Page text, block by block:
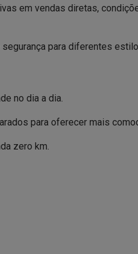
em vendas diretas,
para diferentes
no dia a dia.
para oferecer mais
zero km.